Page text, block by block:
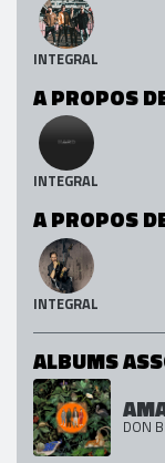
INTEGRAL
A PROPOS
INTEGRAL
A PROPOS
INTEGRAL
ALBUMS
DON